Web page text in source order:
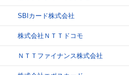
SBIカード株式会社
株式会社ＮＴＴドコモ
ＮＴＴファイナンス株式会社